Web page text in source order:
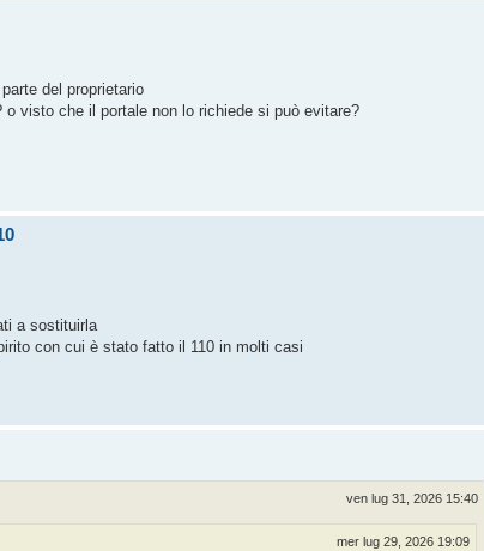
del proprietario
visto che il portale non lo richiede si può evitare?
a sostituirla
con cui è stato fatto il 110 in molti casi
ven lug 31, 2026 15:40
mer lug 29, 2026 19:09